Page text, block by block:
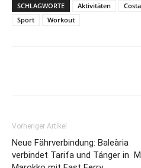
SCHLAGWORTE Aktivitäten
Sport
Workout
Vorheriger Artikel
Neue Fährverbindung: Baleària
verbindet Tarifa und Tánger in